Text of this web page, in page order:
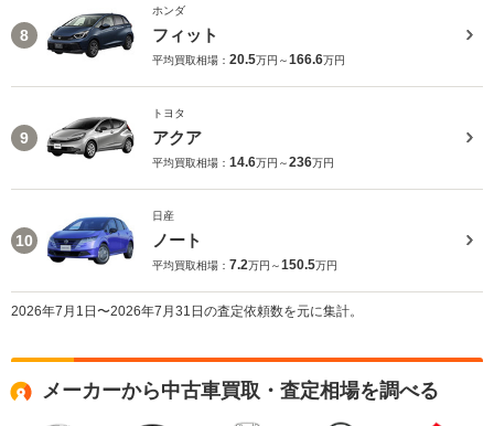
8
ホンダ
フィット
平均買取相場： 20.5万円～166.6万円
9
トヨタ
アクア
平均買取相場： 14.6万円～236万円
10
日産
ノート
平均買取相場： 7.2万円～150.5万円
2026年7月1日〜2026年7月31日の査定依頼数を元に集計。
メーカーから中古車買取・査定相場を調べる